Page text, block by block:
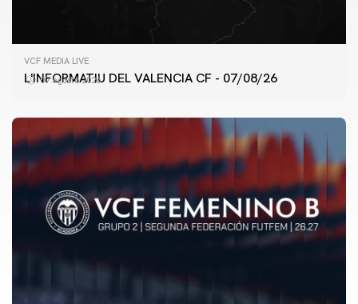
VCF MEDIA LIVE
L'INFORMATIU DEL VALENCIA CF - 07/08/26
07 agosto 2026